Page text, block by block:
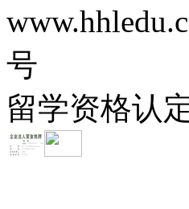
号
留学资格认